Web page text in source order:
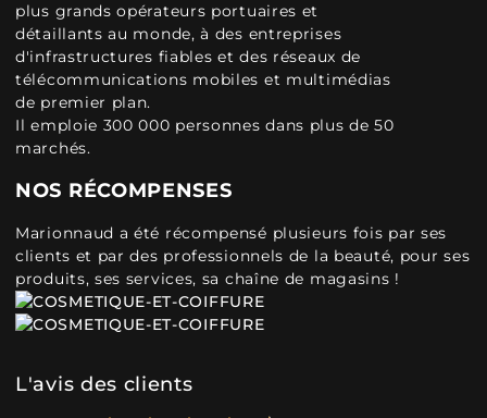
plus grands opérateurs portuaires et
détaillants au monde, à des entreprises
d'infrastructures fiables et des réseaux de
télécommunications mobiles et multimédias
de premier plan.
Il emploie 300 000 personnes dans plus de 50
marchés.
NOS RÉCOMPENSES
Marionnaud a été récompensé plusieurs fois par ses
clients et par des professionnels de la beauté, pour ses
produits, ses services, sa chaîne de magasins !
L'avis des clients